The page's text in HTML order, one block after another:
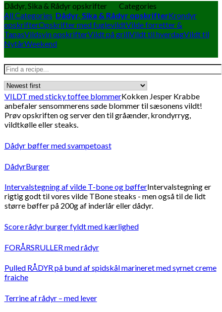
Dådyr, Sika & Rådyr opskrifter
Categories
All Categories Dådyr, Sika & Rådyr opskrifterKrondyr
opskrifterOpskrifter med fuglevildtVilde forretter &
TapasVildsvin opskrifterVildt på grillVildt til hverdagVildt til
NytårWeekend
VILDT med sticky toffee blommerKokken Jesper Krabbe
anbefaler sensommerens søde blommer til sæsonens vildt!
Prøv opskriften og server den til gråænder, krondyrryg,
vildtkølle eller steaks.
Dådyr bøffer med svampetoast
DådyrBurger
Intervalstegning af vilde T-bone og bøfferIntervalstegning er
rigtig godt til vores vilde TBone steaks - men også til de lidt
større bøffer på 200g af inderlår eller dådyr.
Score rådyr burger fyldt med kærlighed
FORÅRSRULLER med rådyr
Pulled RÅDYR på bund af spidskål marineret med syrnet creme
fraiche
Terrine af rådyr – med lever